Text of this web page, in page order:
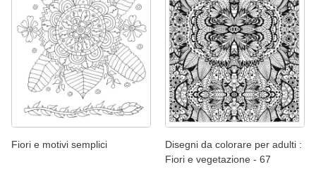
Fiori e motivi semplici
Disegni da colorare per adulti :
Fiori e vegetazione - 67